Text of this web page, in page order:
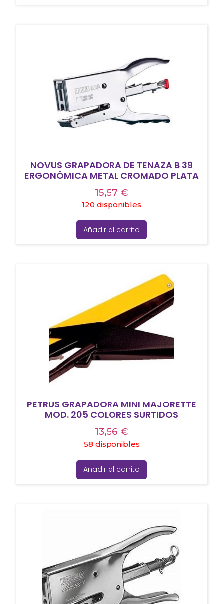
NOVUS GRAPADORA DE TENAZA B 39
ERGONÓMICA METAL CROMADO PLATA
15,57 €
120 disponibles
Añadir al carrito
PETRUS GRAPADORA MINI MAJORETTE
MOD. 205 COLORES SURTIDOS
13,56 €
58 disponibles
Añadir al carrito